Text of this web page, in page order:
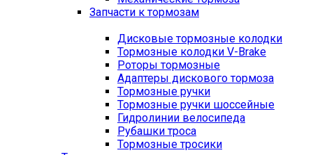
Запчасти к тормозам
Дисковые тормозные колодки
Тормозные колодки V-Brake
Роторы тормозные
Адаптеры дискового тормоза
Тормозные ручки
Тормозные ручки шоссейные
Гидролинии велосипеда
Рубашки троса
Тормозные тросики